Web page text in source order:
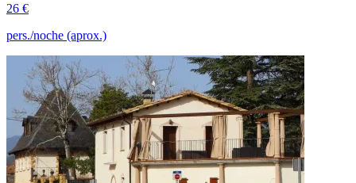
26 €
pers./noche (aprox.)